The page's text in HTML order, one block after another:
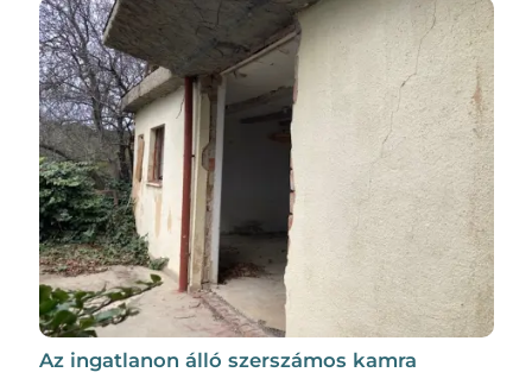
Az ingatlanon álló szerszámos kamra